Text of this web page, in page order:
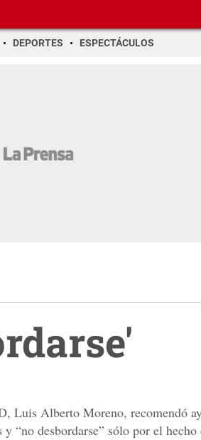
DEPORTES ESPECTÁCULOS
Luis Alberto Moreno, recomendó
desbordarse” sólo por el hecho